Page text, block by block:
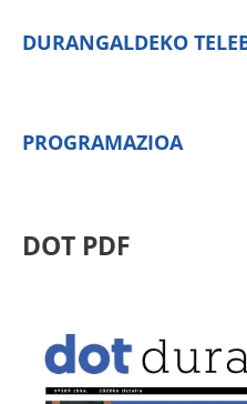
DURANGALDEKO
PROGRAMAZIOA
DOT PDF